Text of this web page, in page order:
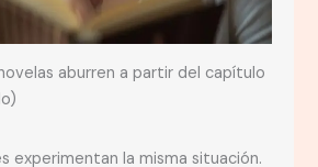
aburren a partir del capítulo
experimentan la misma situación.